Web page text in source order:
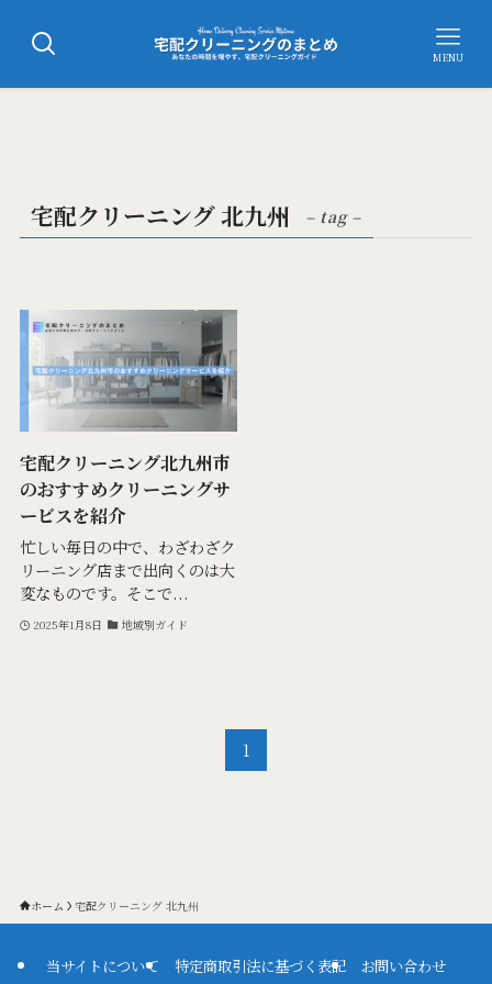
MENU
宅配クリーニング 北九州 – tag –
宅配クリーニング北九州市
のおすすめクリーニングサ
ービスを紹介
忙しい毎日の中で、わざわざク
リーニング店まで出向くのは大
変なものです。そこで...
2025年1月8日 地域別ガイド
1
ホーム 宅配クリーニング 北九州
当サイトについて 特定商取引法に基づく表記 お問い合わせ